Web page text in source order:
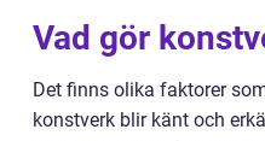
Vad gör
Det finns olika faktorer
konstverk blir känt och